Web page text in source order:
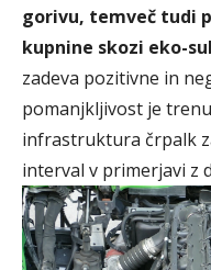
gorivu, temveč tudi
kupnine skozi eko-
zadeva pozitivne in
pomanjkljivost je
infrastruktura črpalk
interval v primerjavi z